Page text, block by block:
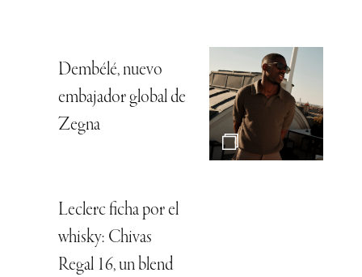
Dembélé, nuevo
embajador global de
Zegna
Leclerc ficha por el
whisky: Chivas
Regal 16, un blend